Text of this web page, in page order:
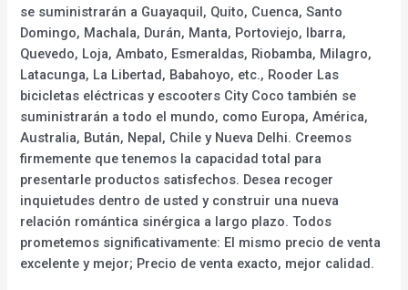
se suministrarán a Guayaquil, Quito, Cuenca, Santo
Domingo, Machala, Durán, Manta, Portoviejo, Ibarra,
Quevedo, Loja, Ambato, Esmeraldas, Riobamba, Milagro,
Latacunga, La Libertad, Babahoyo, etc., Rooder Las
bicicletas eléctricas y escooters City Coco también se
suministrarán a todo el mundo, como Europa, América,
Australia, Bután, Nepal, Chile y Nueva Delhi. Creemos
firmemente que tenemos la capacidad total para
presentarle productos satisfechos. Desea recoger
inquietudes dentro de usted y construir una nueva
relación romántica sinérgica a largo plazo. Todos
prometemos significativamente: El mismo precio de venta
excelente y mejor; Precio de venta exacto, mejor calidad.